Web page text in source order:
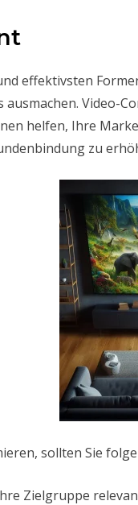
effektivsten
ausmachen.
helfen, Ihre
zu
sollten Sie
Zielgruppe